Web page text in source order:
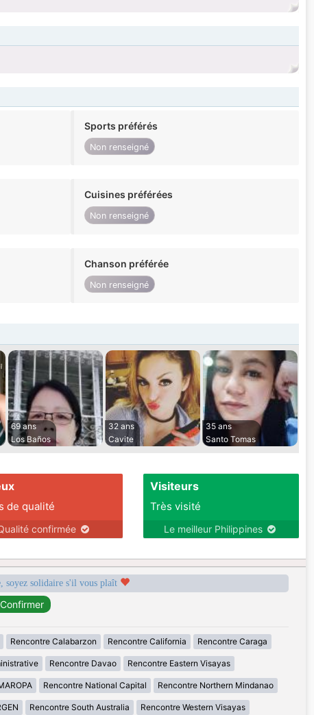
Sports préférés
Non renseigné
Cuisines préférées
Non renseigné
Chanson préférée
Non renseigné
69 ans
Los Baños
32 ans
Cavite
35 ans
Santo Tomas
de qualité
confirmée
Visiteurs
Très visité
Le meilleur Philippines
soyez solidaire s'il vous plaît
Rencontre Calabarzon Rencontre California Rencontre Caraga
Rencontre Davao Rencontre Eastern Visayas
Rencontre National Capital Rencontre Northern Mindanao
Rencontre South Australia Rencontre Western Visayas